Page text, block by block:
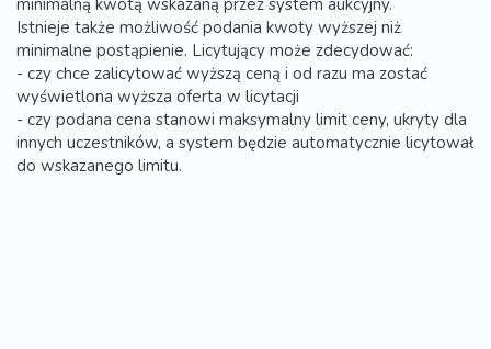
minimalną kwotą wskazaną przez system aukcyjny.
Istnieje także możliwość podania kwoty wyższej niż
minimalne postąpienie. Licytujący może zdecydować:
- czy chce zalicytować wyższą ceną i od razu ma zostać
wyświetlona wyższa oferta w licytacji
- czy podana cena stanowi maksymalny limit ceny, ukryty dla
innych uczestników, a system będzie automatycznie licytował
do wskazanego limitu.